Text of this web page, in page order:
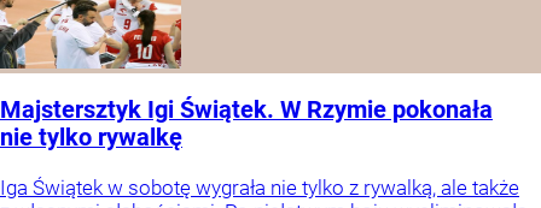
Majstersztyk Igi Świątek. W Rzymie pokonała
nie tylko rywalkę
Iga Świątek w sobotę wygrała nie tylko z rywalką, ale także